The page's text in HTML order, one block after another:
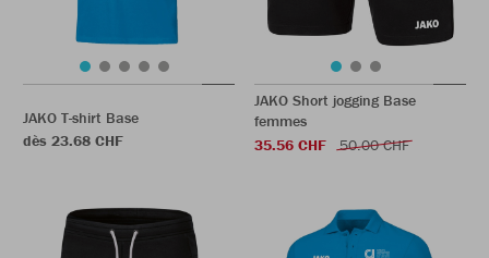
JAKO T-shirt Base
dès 23.68 CHF
JAKO Short jogging Base
femmes
35.56 CHF
50.00 CHF